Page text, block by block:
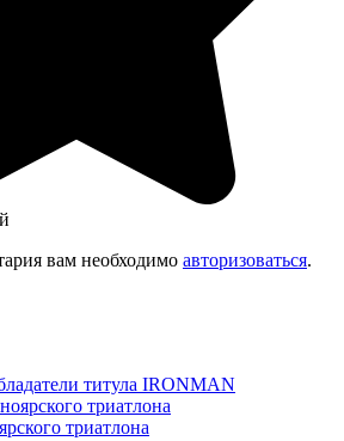
вам необходимо авторизоваться.
титула IRONMAN
триатлона
триатлона